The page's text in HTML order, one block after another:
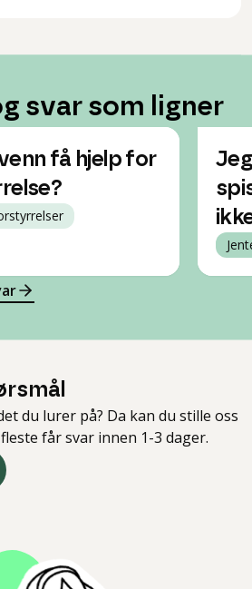
svar som ligner
få hjelp for
du lurer på? Da kan du stille oss
får svar innen 1-3 dager.